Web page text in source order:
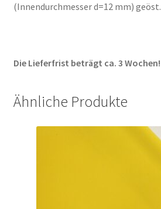
(Innendurchmesser d=12 mm) geöst.
Die Lieferfrist beträgt ca. 3 Wochen!
Ähnliche Produkte